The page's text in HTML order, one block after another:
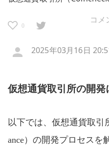
0
2025年03月16日
仮想通貨取引所の開発
以下では、仮想通貨取引
ance）の開発プロセスを